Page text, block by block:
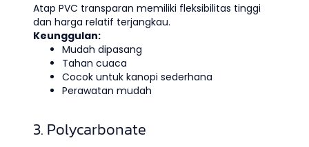
Atap PVC transparan memiliki fleksibilitas tinggi
dan harga relatif terjangkau.
Keunggulan:
Mudah dipasang
Tahan cuaca
Cocok untuk kanopi sederhana
Perawatan mudah
3. Polycarbonate